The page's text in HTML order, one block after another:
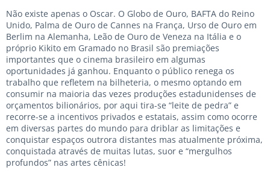
Não existe apenas o Oscar. O Globo de Ouro, BAFTA do Reino
Unido, Palma de Ouro de Cannes na França, Urso de Ouro em
Berlim na Alemanha, Leão de Ouro de Veneza na Itália e o
próprio Kikito em Gramado no Brasil são premiações
importantes que o cinema brasileiro em algumas
oportunidades já ganhou. Enquanto o público renega os
trabalho que refletem na bilheteria, o mesmo optando em
consumir na maioria das vezes produções estadunidenses de
orçamentos bilionários, por aqui tira-se “leite de pedra” e
recorre-se a incentivos privados e estatais, assim como ocorre
em diversas partes do mundo para driblar as limitações e
conquistar espaços outrora distantes mas atualmente próxima,
conquistada através de muitas lutas, suor e “mergulhos
profundos” nas artes cênicas!